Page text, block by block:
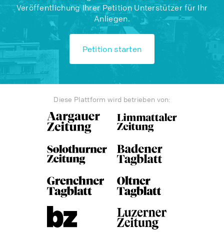
Veröffentlichung Ihrer Petition Unterstützer für Ihr
Anliegen.
Petition starten
Diese Plattform wird betrieben von: